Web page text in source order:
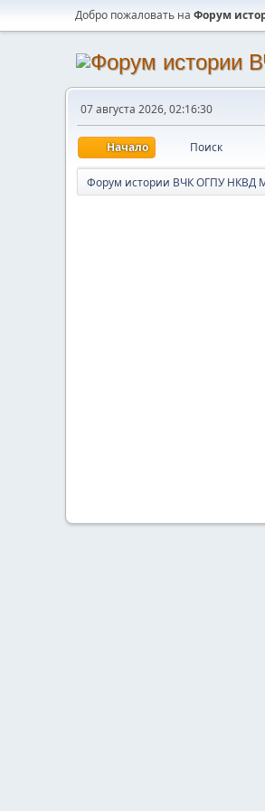
Добро пожаловать на Форум
07 августа 2026, 02:16:30
Начало Поиск
Форум истории ВЧК ОГПУ НКВД